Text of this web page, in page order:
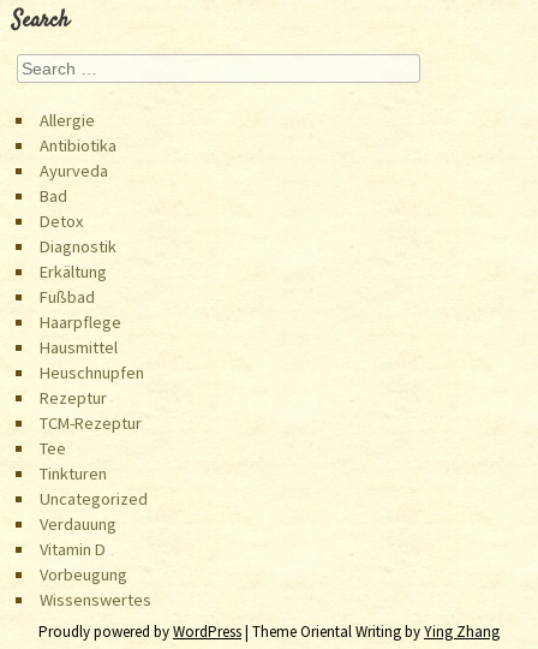
Post navigation
Search
Search
Allergie
Antibiotika
Ayurveda
Bad
Detox
Diagnostik
Erkältung
Fußbad
Haarpflege
Hausmittel
Heuschnupfen
Rezeptur
TCM-Rezeptur
Tee
Tinkturen
Uncategorized
Verdauung
Vitamin D
Vorbeugung
Wissenswertes
Proudly powered byWordPress| Theme Oriental Writing byYing Zhang